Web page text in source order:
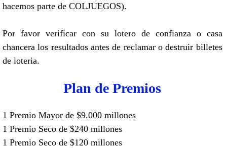
hacemos parte de COLJUEGOS).
Por favor verificar con su lotero de confianza o casa
chancera los resultados antes de reclamar o destruir billetes
de loteria.
Plan de Premios
1 Premio Mayor de $9.000 millones
1 Premio Seco de $240 millones
1 Premio Seco de $120 millones